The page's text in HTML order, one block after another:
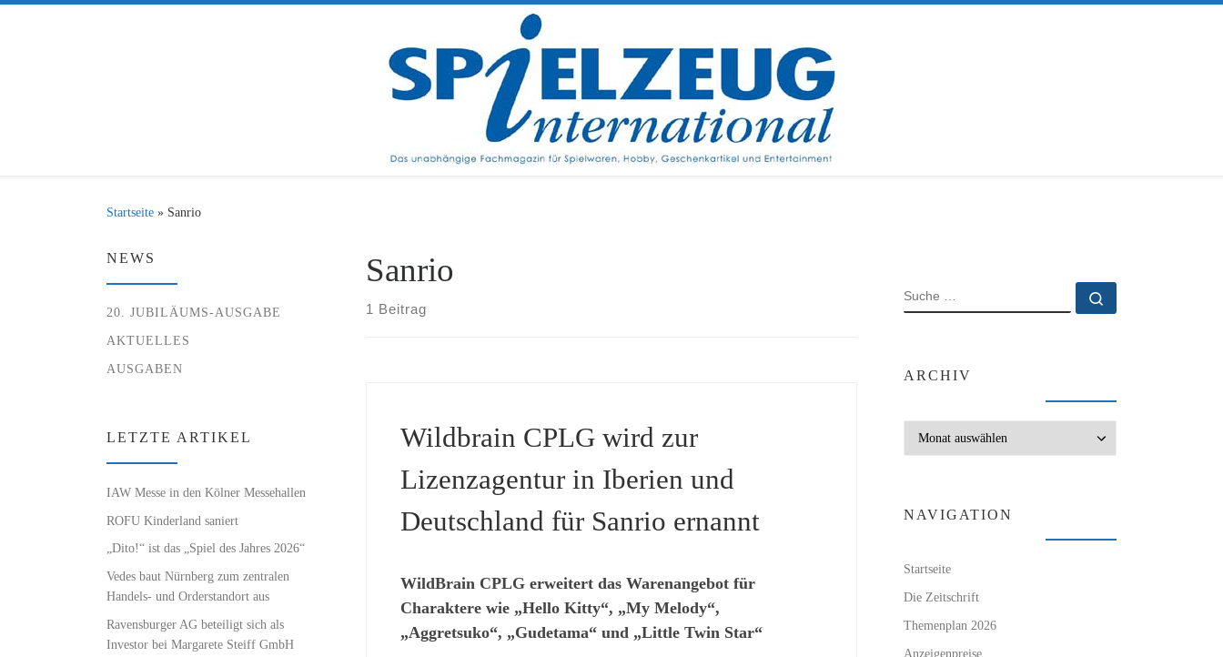
Startseite » Sanrio
Sanrio
1 Beitrag
Wildbrain CPLG wird zur
Lizenzagentur in Iberien und
Deutschland für Sanrio ernannt
WildBrain CPLG erweitert das Warenangebot für
Charaktere wie „Hello Kitty“, „My Melody“,
„Aggretsuko“, „Gudetama“ und „Little Twin Star“
NEWS
20. JUBILÄUMS-AUSGABE
AKTUELLES
AUSGABEN
LETZTE ARTIKEL
IAW Messe in den Kölner Messehallen
ROFU Kinderland saniert
„Dito!“ ist das „Spiel des Jahres 2026“
Vedes baut Nürnberg zum zentralen
Handels- und Orderstandort aus
Ravensburger AG beteiligt sich als
Investor bei Margarete Steiff GmbH
SUCHE
ARCHIV
NAVIGATION
Startseite
Die Zeitschrift
Themenplan 2026
Anzeigenpreise